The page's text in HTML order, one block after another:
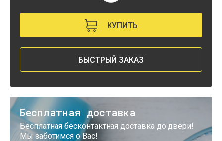
КУПИТЬ
БЫСТРЫЙ ЗАКАЗ
Бесплатная доставка
Бесплатная бесконтактная доставка до двери!
Мы заботимся о Вас!